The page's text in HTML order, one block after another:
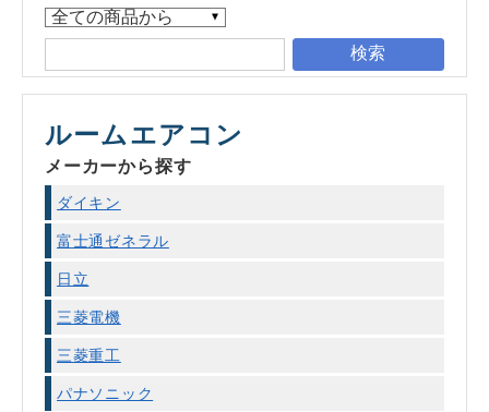
検索
ルームエアコン
メーカーから探す
ダイキン
富士通ゼネラル
日立
三菱電機
三菱重工
パナソニック